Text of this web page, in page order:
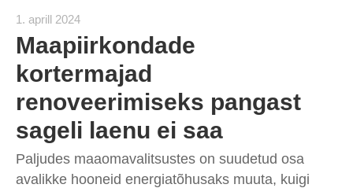
1. aprill 2024
Maapiirkondade
kortermajad
renoveerimiseks pangast
sageli laenu ei saa
Paljudes maaomavalitsustes on suudetud osa
avalikke hooneid energiatõhusaks muuta, kuigi